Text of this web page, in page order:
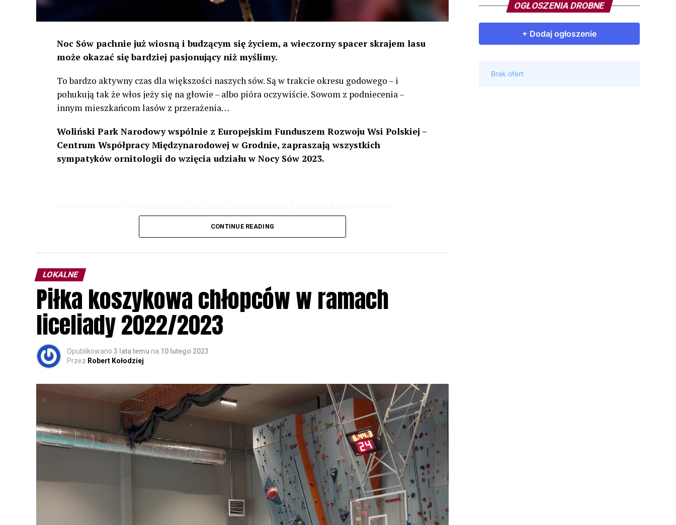
Noc Sów pachnie już wiosną i budzącym się życiem, a wieczorny spacer skrajem lasu
może okazać się bardziej pasjonujący niż myślimy.
To bardzo aktywny czas dla większości naszych sów. Są w trakcie okresu godowego – i
pohukują tak że włos jeży się na głowie – albo pióra oczywiście. Sowom z podniecenia –
innym mieszkańcom lasów z przerażenia…
Woliński Park Narodowy wspólnie z Europejskim Funduszem Rozwoju Wsi Polskiej –
Centrum Współpracy Międzynarodowej w Grodnie, zapraszają wszystkich
sympatyków ornitologii do wzięcia udziału w Nocy Sów 2023.
odbędzie się w dniach24 i 25 lutego 2023 r. wg harmonogramu przedstawionego na
Wszystkich uczestników zapraszamy do udziału w Akcji, włączenia się w aktywne
rozpoznawanie głosów sów i wymianę doświadczeń przy grillu.Na wydarzenie obowiązują
zapisy.
CONTINUE READING
LOKALNE
Piłka koszykowa chłopców w ramach
liceliady 2022/2023
Opublikowano 3 lata temu na 10 lutego 2023
Przez Robert Kołodziej
OGŁOSZENIA DROBNE